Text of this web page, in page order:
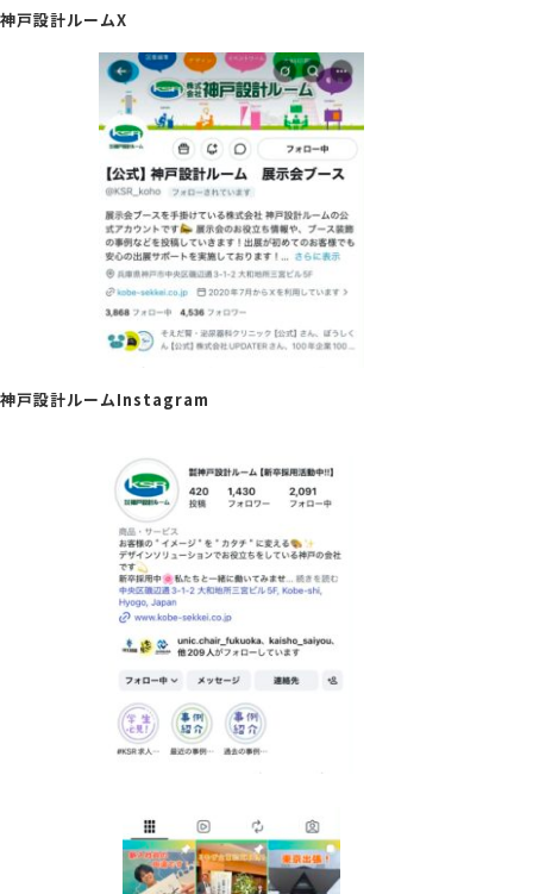
神戸設計ルームX
神戸設計ルームInstagram